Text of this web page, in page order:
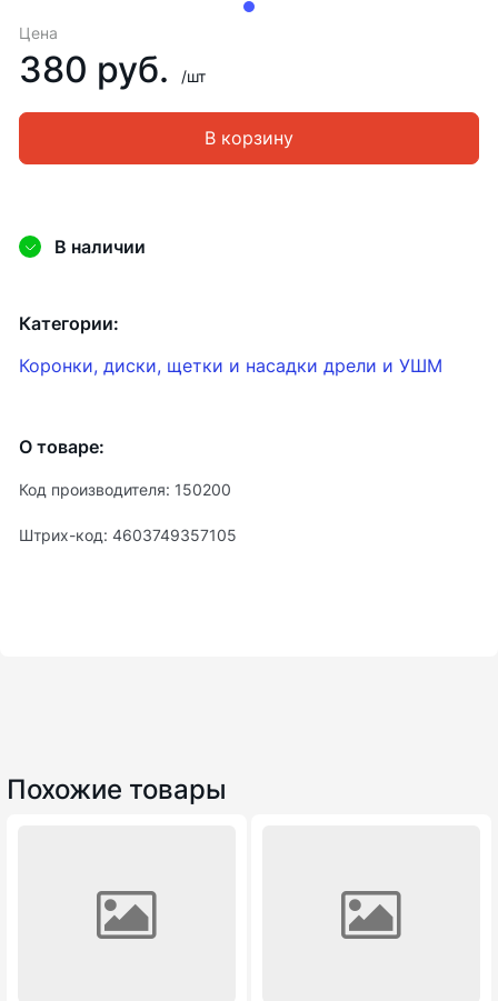
Цена
380 руб. /шт
В корзину
Категории:
Коронки, диски, щетки и насадки дрели и УШМ
О товаре:
Код производителя: 150200
Штрих-код: 4603749357105
В наличии
Похожие товары